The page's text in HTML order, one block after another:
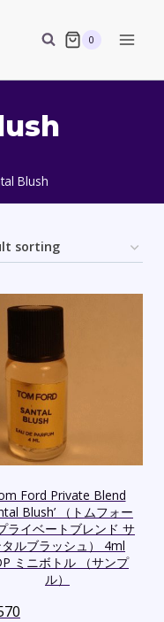
0
Blush
Ford Private Blend
Blush’ （トムフォー
ライベートブレンド サ
タルブラッシュ） 4ml
ミニボトル （サンプ
ル）